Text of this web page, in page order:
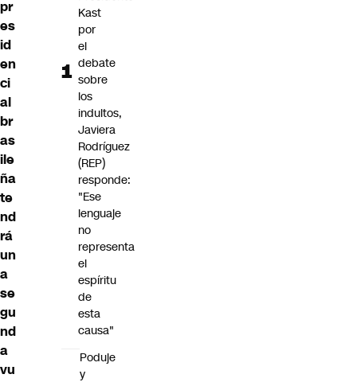
pr
es
id
en
ci
al
br
as
ile
ña
te
nd
rá
un
a
se
gu
nd
a
vu
Kast
por
el
debate
sobre
los
indultos,
Javiera
Rodríguez
(REP)
responde:
"Ese
lenguaje
no
representa
el
espíritu
de
esta
causa"
Poduje
y